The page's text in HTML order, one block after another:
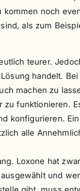
kommen noch
als zum
teurer.
handelt.
machen zu
zu funktionieren.
konfigurieren.
alle
Loxone hat
und